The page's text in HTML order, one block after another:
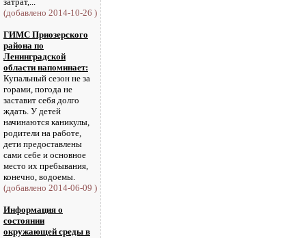
(добавлено 2014-10-26 )
ГИМС Приозерского
района по
Ленинградской
области напоминает:
Купальный сезон не за
горами, погода не
заставит себя долго
ждать. У детей
начинаются каникулы,
родители на работе,
дети предоставлены
сами себе и основное
место их пребывания,
конечно, водоемы.
(добавлено 2014-06-09 )
Информация о
состоянии
окружающей среды в